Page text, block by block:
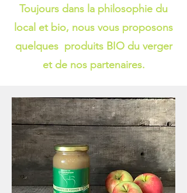
Toujours dans la philosophie du
local et bio, nous vous proposons
quelques produits BIO du verger
et de nos partenaires.